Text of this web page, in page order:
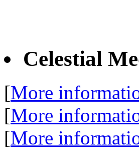
Celestial
[More
[More
[More